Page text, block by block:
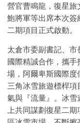
營官曹鳴龍，復星
鮑將軍等出席本次
二期項目正式啟動。
太倉市委副書記、
國際精誠合作，攜
場，阿爾卑斯國際
三角冰雪旅遊標桿
氣與『流量』。冰
上共同謀劃復星二